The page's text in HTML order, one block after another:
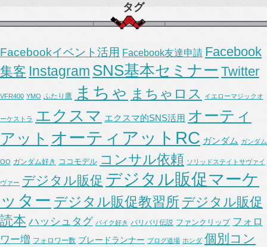
タグ
Facebookイベント活用 Facebook友達申請 Facebook
集客 Instagram SNS基本セミナー Twitter
VFR400 YMO ふたり鷹 まちゃ まちゃロス イエローマジックオ
ーケストラ エクスマ エクスマ的SNS活用 オーティ
アット オーティアットRC ガンダム ガンダム
OO ガンダム好き ココモデル コンサル依頼 ソリッドステイトサヴァイ
ヴァー デジタル販促 デジタル販促マーケ
ッター デジタル販促教習所 デジタル販促
読本 ハッシュタグ バイク好き バリバリ伝説 ファンクリップ フォロ
ワー増 フォロワー数 ブレードランナー ブログ道場 ホンダ 個別コン